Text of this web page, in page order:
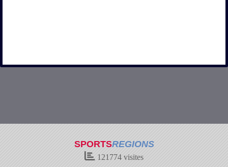
SPORTSREGIONS
121774 visites